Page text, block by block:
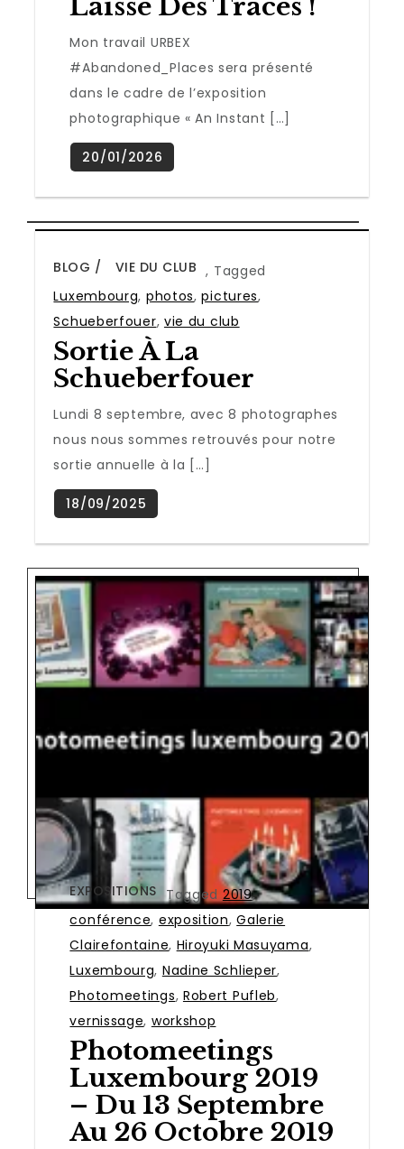
Laisse Des Traces !
Mon travail URBEX
#Abandoned_Places sera présenté
dans le cadre de l’exposition
photographique « An Instant […]
BLOG ,
VIE DU CLUB
Tagged
Luxembourg, photos,pictures,
Schueberfouer, vie du club
Sortie À La
Schueberfouer
Lundi 8 septembre, avec 8 photographes
nous nous sommes retrouvés pour notre
sortie annuelle à la […]
EXPOSITIONS Tagged 2019,
conférence, exposition,Galerie
Clairefontaine, Hiroyuki Masuyama,
Luxembourg, Nadine Schlieper,
Photomeetings, Robert Pufleb,
vernissage, workshop
Photomeetings
Luxembourg 2019
– Du 13 Septembre
Au 26 Octobre 2019